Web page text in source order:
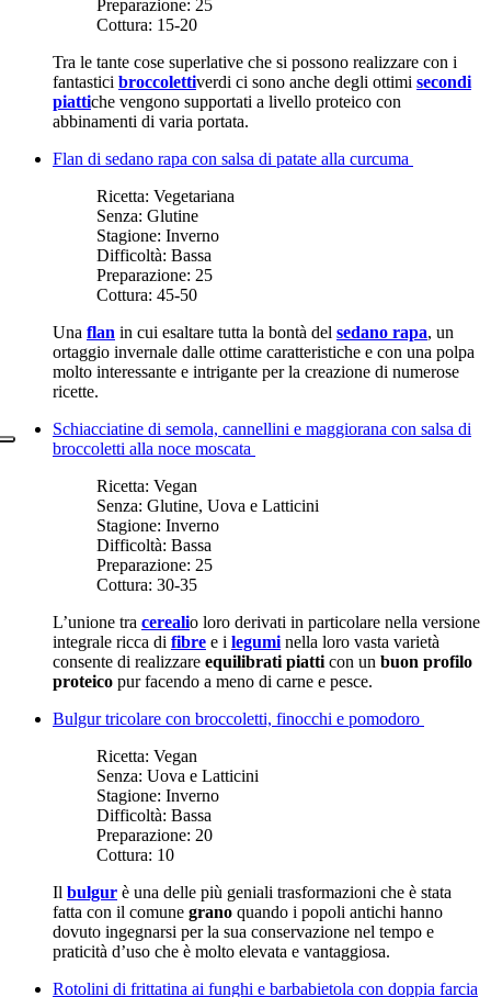
Preparazione: 25
Cottura: 15-20
Tra le tante cose superlative che si possono realizzare con i
fantastici broccolettiverdi ci sono anche degli ottimi secondi
piattiche vengono supportati a livello proteico con
abbinamenti di varia portata.
Flan di sedano rapa con salsa di patate alla curcuma
Ricetta: Vegetariana
Senza: Glutine
Stagione: Inverno
Difficoltà: Bassa
Preparazione: 25
Cottura: 45-50
Una flan in cui esaltare tutta la bontà del sedano rapa, un
ortaggio invernale dalle ottime caratteristiche e con una polpa
molto interessante e intrigante per la creazione di numerose
ricette.
Schiacciatine di semola, cannellini e maggiorana con salsa di
broccoletti alla noce moscata
Ricetta: Vegan
Senza: Glutine, Uova e Latticini
Stagione: Inverno
Difficoltà: Bassa
Preparazione: 25
Cottura: 30-35
L’unione tra cerealio loro derivati in particolare nella versione
integrale ricca di fibre e i legumi nella loro vasta varietà
consente di realizzare equilibrati piatti con un buon profilo
proteico pur facendo a meno di carne e pesce.
Bulgur tricolare con broccoletti, finocchi e pomodoro
Ricetta: Vegan
Senza: Uova e Latticini
Stagione: Inverno
Difficoltà: Bassa
Preparazione: 20
Cottura: 10
Il bulgur è una delle più geniali trasformazioni che è stata
fatta con il comune grano quando i popoli antichi hanno
dovuto ingegnarsi per la sua conservazione nel tempo e
praticità d’uso che è molto elevata e vantaggiosa.
Rotolini di frittatina ai funghi e barbabietola con doppia farcia